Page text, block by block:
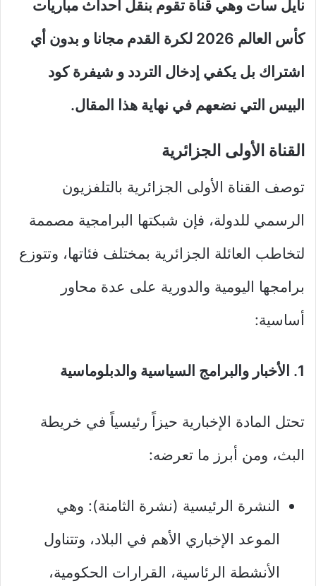
نايل سات وهي قناة تقوم بنقل أحداث مباريات
كأس العالم 2026 لكرة القدم مجانا و بدون أي
اشتراك بل يكفي إدخال التردد و شيفرة كود
البيس التي نضعهم في نهاية هذا المقال.
القناة الأولى الجزائرية
توصف القناة الأولى الجزائرية بالتلفزيون
الرسمي للدولة، فإن شبكتها البرامجية مصممة
لتخاطب العائلة الجزائرية بمختلف فئاتها، وتتوزع
برامجها اليومية والدورية على عدة محاور
أساسية:
1. الأخبار والبرامج السياسية والدبلوماسية
تحتل المادة الإخبارية حيزاً رئيسياً في خريطة
البث، ومن أبرز ما تعرضه:
النشرة الرئيسية (نشرة الثامنة): وهي
الموعد الإخباري الأهم في البلاد، وتتناول
الأنشطة الرئاسية، القرارات الحكومية،